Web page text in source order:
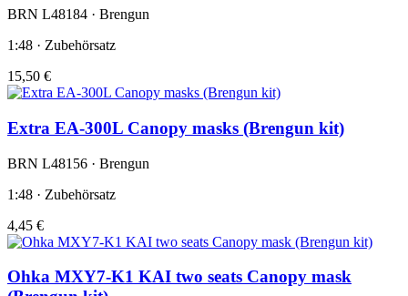
BRN L48184 · Brengun
1:48 · Zubehörsatz
15,50 €
Extra EA-300L Canopy masks (Brengun kit)
BRN L48156 · Brengun
1:48 · Zubehörsatz
4,45 €
Ohka MXY7-K1 KAI two seats Canopy mask